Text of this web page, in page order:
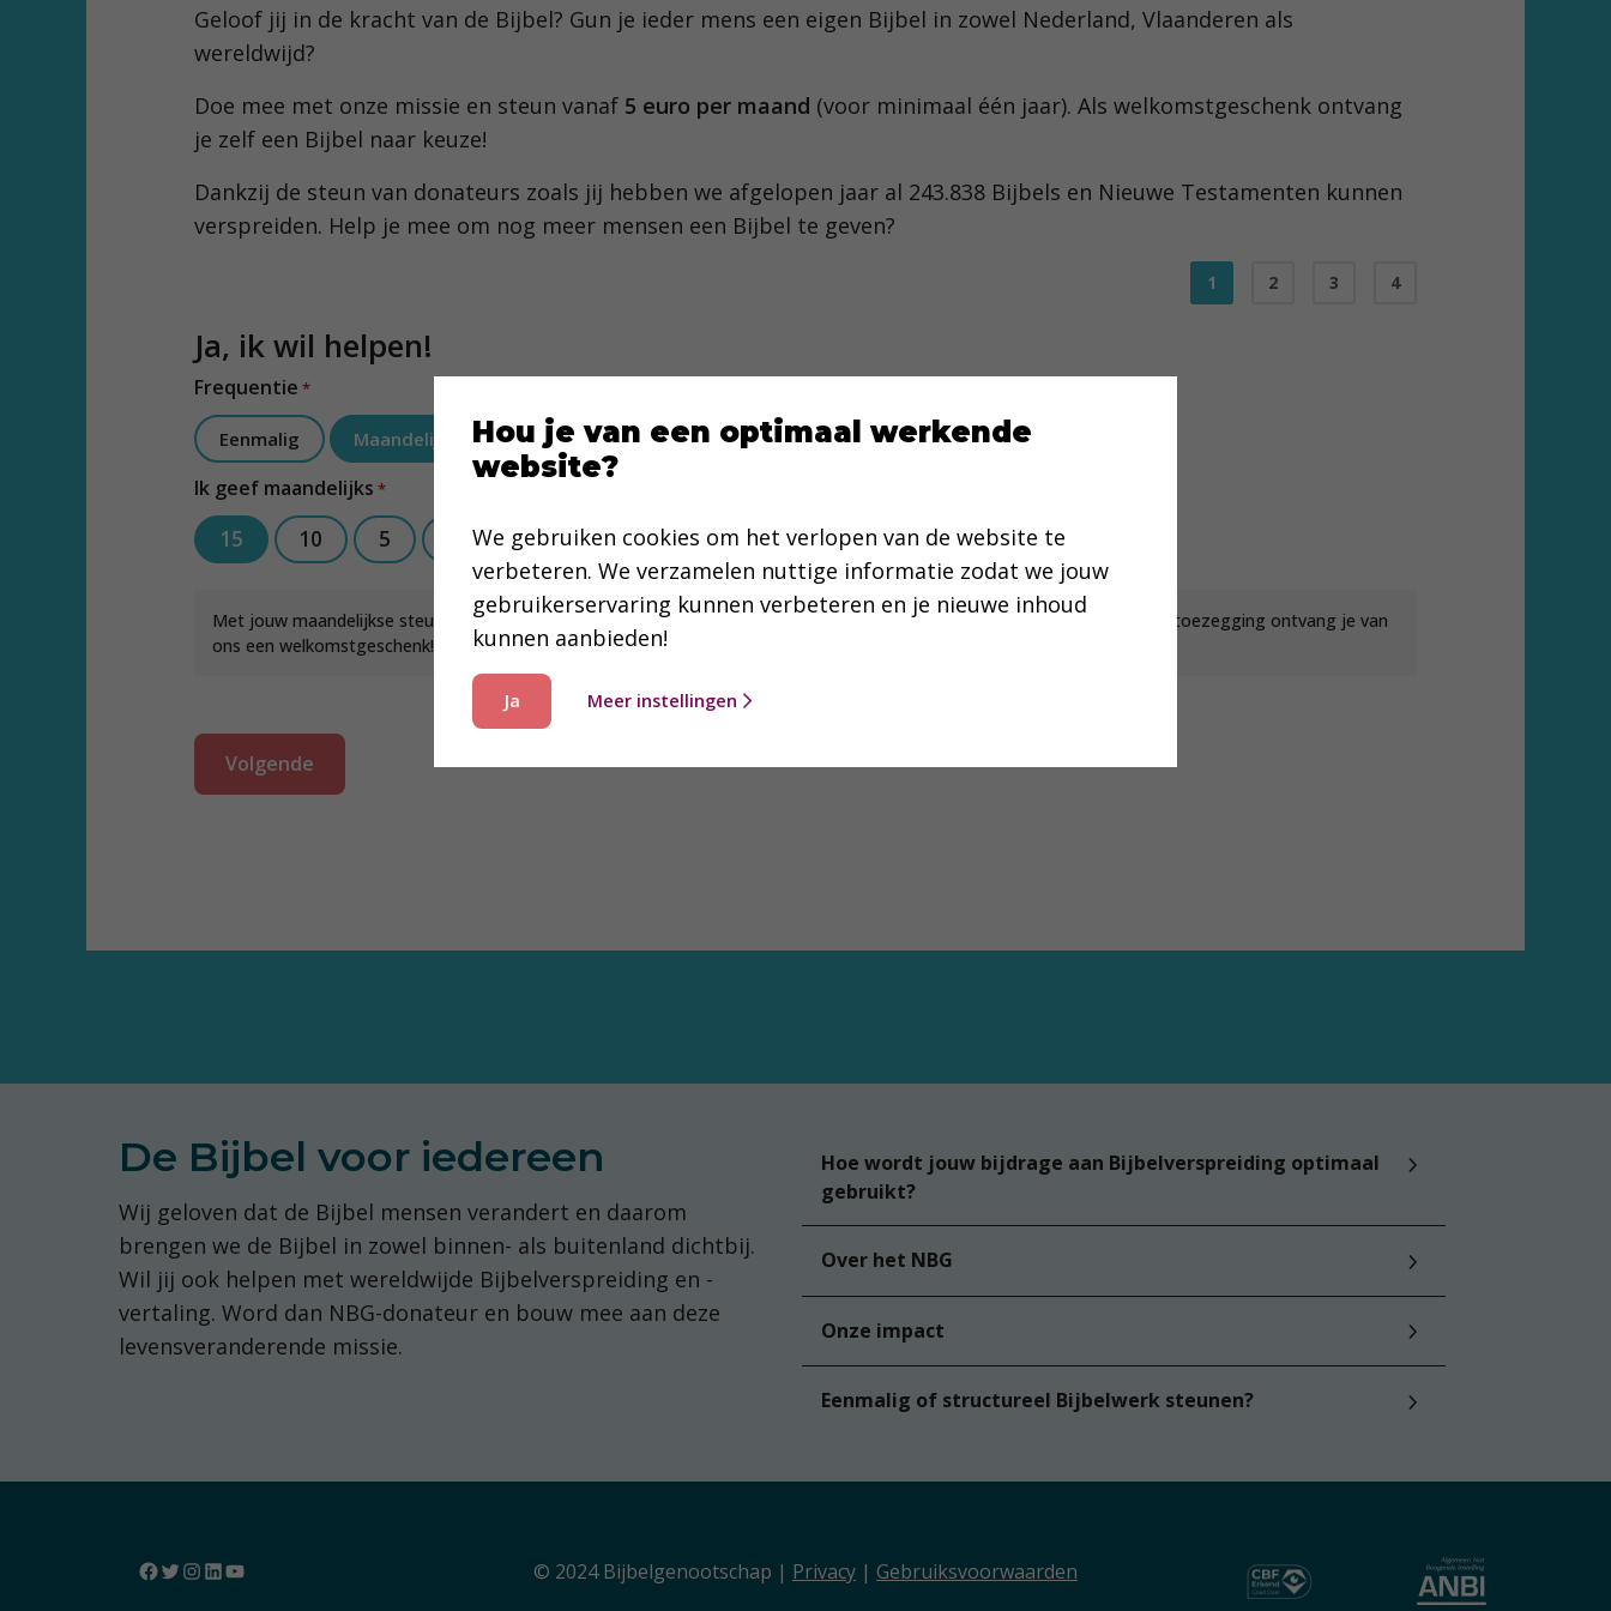
Geloof jij in de kracht van de Bijbel? Gun je ieder mens een eigen Bijbel in zowel Nederland, Vlaanderen als
wereldwijd?
Doe mee met onze missie en steun vanaf 5 euro per maand (voor minimaal één jaar). Als welkomstgeschenk ontvang
je zelf een Bijbel naar keuze!
Dankzij de steun van donateurs zoals jij hebben we afgelopen jaar al 243.838 Bijbels en Nieuwe Testamenten kunnen
verspreiden. Help je mee om nog meer mensen een Bijbel te geven?
1 2 3 4
Ja, ik wil helpen!
Frequentie *
Eenmalig Maandelijks
Ik geef maandelijks *
15 10 5 Anders
Met jouw maandelijkse steun van 15 euro draag je bij aan Bijbelverspreiding in binnen- en buitenland. Bij een maandelijkse toezegging ontvang je van
ons een welkomstgeschenk!
De Bijbel voor iedereen
Wij geloven dat de Bijbel mensen verandert en daarom
brengen we de Bijbel in zowel binnen- als buitenland dichtbij.
Wil jij ook helpen met wereldwijde Bijbelverspreiding en -
vertaling. Word dan NBG-donateur en bouw mee aan deze
levensveranderende missie.
Hoe wordt jouw bijdrage aan Bijbelverspreiding optimaal
gebruikt?
Over het NBG
Onze impact
Eenmalig of structureel Bijbelwerk steunen?
Facebook Twitter InstagramLinkedIn YouTube © 2024 Bijbelgenootschap | Privacy| Gebruiksvoorwaarden
Hou je van een optimaal werkende
website?
We gebruiken cookies om het verlopen van de website te
verbeteren. We verzamelen nuttige informatie zodat we jouw
gebruikerservaring kunnen verbeteren en je nieuwe inhoud
kunnen aanbieden!
Ja Meer instellingen